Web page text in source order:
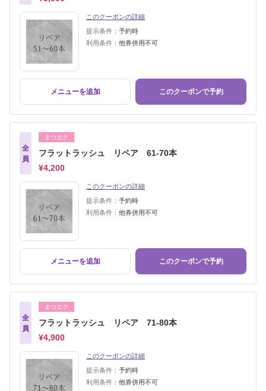
このクーポンの詳細
提示条件： 予約時
利用条件： 他券併用不可
メニューを追加 このクーポンで予約
全
員
まつエク
フラットラッシュ リペア 61-70本
¥4,200
このクーポンの詳細
提示条件： 予約時
利用条件： 他券併用不可
メニューを追加 このクーポンで予約
全
員
まつエク
フラットラッシュ リペア 71-80本
¥4,900
このクーポンの詳細
提示条件： 予約時
利用条件： 他券併用不可